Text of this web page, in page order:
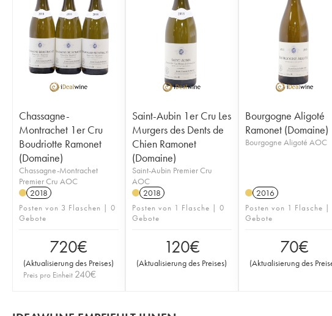
Chassagne-
Montrachet 1er Cru
Boudriotte Ramonet
(Domaine)
Chassagne-Montrachet
Premier Cru AOC
2018
Posten von 3 Flaschen | 0
Gebote
720€
(Aktualisierung des Preises)
Preis pro Einheit 240€
Saint-Aubin 1er Cru Les
Murgers des Dents de
Chien Ramonet
(Domaine)
Saint-Aubin Premier Cru
AOC
2018
Posten von 1 Flasche | 0
Gebote
120€
(Aktualisierung des Preises)
Bourgogne Aligoté
Ramonet (Domaine)
Bourgogne Aligoté AOC
2016
Posten von 1 Flasche |
Gebote
70€
(Aktualisierung des